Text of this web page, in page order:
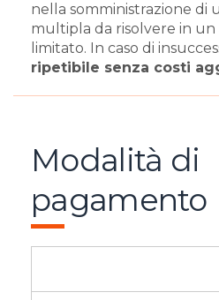
nella somministrazione di
multipla da risolvere in
limitato. In caso di
ripetibile senza costi
Modalità di
pagamento